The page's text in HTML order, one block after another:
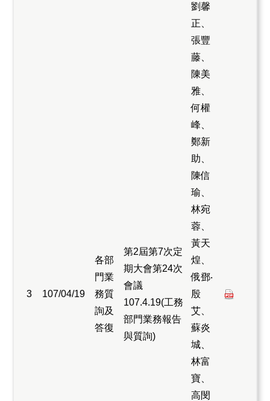
3 107/04/19
各部
門業
務質
詢及
答復
第2屆第7次定
期大會第24次
會議
107.4.19(工務
部門業務報告
與質詢)
劉馨
正、
張豐
藤、
陳美
雅、
何權
峰、
鄭新
助、
陳信
瑜、
林宛
蓉、
黃天
煌、
俄鄧‧
殷
艾、
蘇炎
城、
林富
寶、
高閔